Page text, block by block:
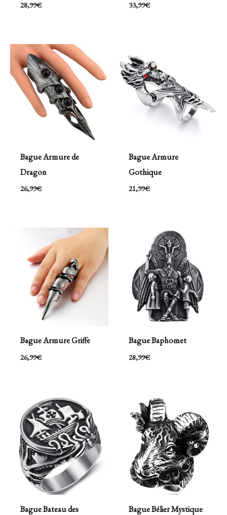
28,99€ 33,99€
Bague Armure de
Dragon
26,99€
Bague Armure
Gothique
21,99€
Bague Armure Griffe
26,99€
Bague Baphomet
28,99€
Bague Bateau des
Bague Bélier Mystique